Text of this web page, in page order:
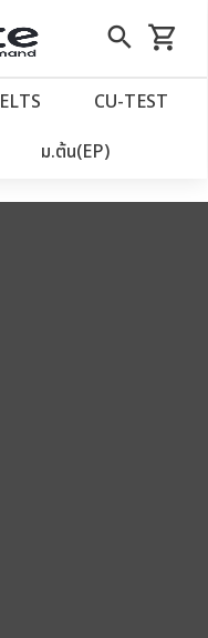
close
search
Skip
to
shopping_cart
รถเข็น
CU‑TEST
ม.ต้น(EP)
for catalog
test id 379